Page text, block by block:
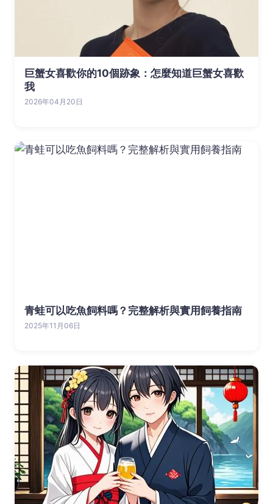
巨蟹女喜歡你的10個跡象：怎麼知道巨蟹女喜歡
我
2026年04月20日
青蛙可以吃魚飼料嗎？完整解析與實用飼養指南
2025年11月06日